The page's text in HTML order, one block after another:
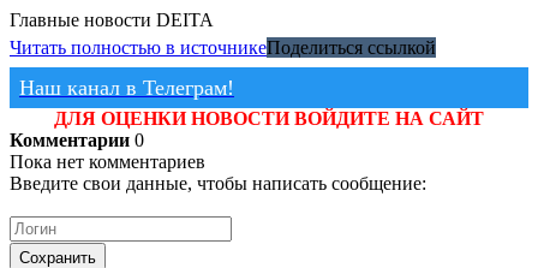
Главные новости DEITA
Читать полностью в источникеПоделиться ссылкой
Наш канал в Телеграм!
ДЛЯ ОЦЕНКИ НОВОСТИ ВОЙДИТЕ НА САЙТ
Комментарии 0
Пока нет комментариев
Введите свои данные, чтобы написать сообщение:
Сохранить